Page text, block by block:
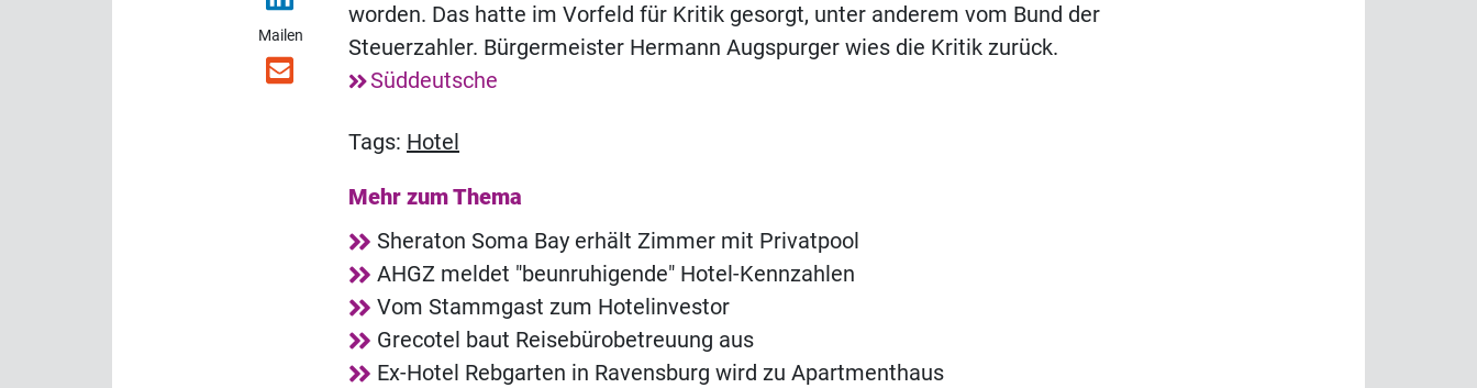
Mailen
worden. Das hatte im Vorfeld für Kritik gesorgt, unter anderem vom Bund der
Steuerzahler. Bürgermeister Hermann Augspurger wies die Kritik zurück.
Süddeutsche
Tags: Hotel
Mehr zum Thema
Sheraton Soma Bay erhält Zimmer mit Privatpool
AHGZ meldet "beunruhigende" Hotel-Kennzahlen
Vom Stammgast zum Hotelinvestor
Grecotel baut Reisebürobetreuung aus
Ex-Hotel Rebgarten in Ravensburg wird zu Apartmenthaus